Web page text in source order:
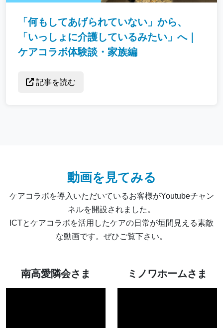
「何もしてあげられていない」から、
「いっしょに介護しているみたい」へ｜
ケアコラボ体験談・家族編
記事を読む
動画を見てみる
ケアコラボを導入いただいているお客様がYoutubeチャン
ネルを開設されました。
ICTとケアコラボを活用したケアの日常が垣間見える素敵
な動画です。ぜひご覧下さい。
南高愛隣会さま ミノワホームさま